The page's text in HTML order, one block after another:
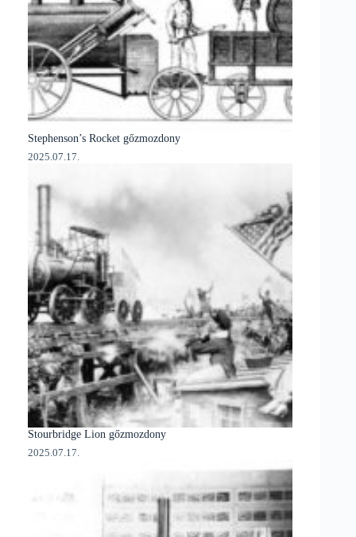
Stephenson’s Rocket gőzmozdony
2025.07.17.
Stourbridge Lion gőzmozdony
2025.07.17.